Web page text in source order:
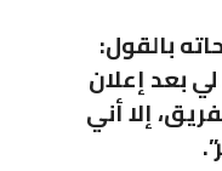
بالقول:
بعد إعلان
إلا أني